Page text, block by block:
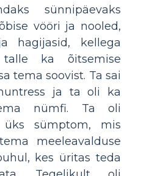
sünnipäevaks
vööri ja nooled,
hagijasid, kellega
ka õitsemise
tema soovist. Ta sai
ja ta oli ka
nümfi. Ta oli
üks sümptom, mis
meeleavalduse
kes üritas teda